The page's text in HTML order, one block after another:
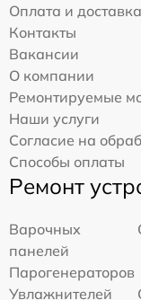
Оплата и доставка
Контакты
Вакансии
О компании
Ремонтируемые
Наши услуги
Согласие на
Способы оплаты
Ремонт
Варочных
панелей
Парогенераторов
Увлажнителей